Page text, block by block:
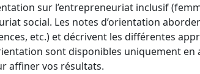
sur l’entrepreneuriat inclusif
social. Les notes d’orientation
etc.) et décrivent les différentes
sont disponibles uniquement en
affiner vos résultats.